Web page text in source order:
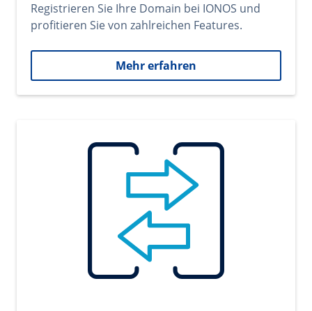
Registrieren Sie Ihre Domain bei IONOS und
profitieren Sie von zahlreichen Features.
Mehr erfahren